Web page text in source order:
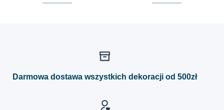
można
Darmowa dostawa wszystkich dekoracji od 500zł